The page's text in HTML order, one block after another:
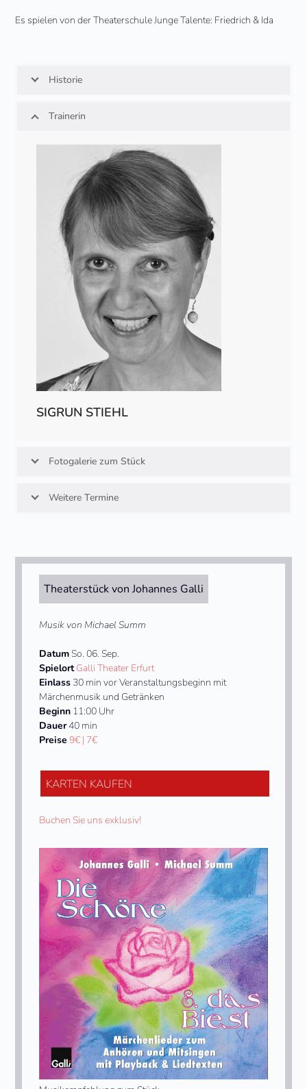
Es spielen von der Theaterschule Junge Talente: Friedrich & Ida
Historie
Trainerin
SIGRUN STIEHL
Fotogalerie zum Stück
Weitere Termine
Theaterstück von Johannes Galli
Musik von Michael Summ
DatumSo. 06. Sep.
SpielortGalli Theater Erfurt
Einlass 30 min vor Veranstaltungsbeginn mit
Märchenmusik und Getränken
Beginn 11:00 Uhr
Dauer40 min
Preise 9€ | 7€
KARTEN KAUFEN
Buchen Sie uns exklusiv!